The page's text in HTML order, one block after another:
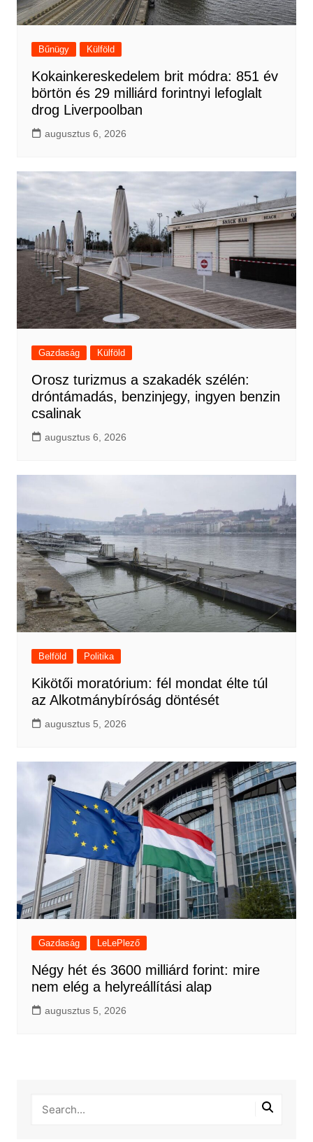
Bűnügy Külföld
Kokainkereskedelem brit módra: 851 év
börtön és 29 milliárd forintnyi lefoglalt
drog Liverpoolban
augusztus 6, 2026
Gazdaság Külföld
Orosz turizmus a szakadék szélén:
dróntámadás, benzinjegy, ingyen benzin
csalinak
augusztus 6, 2026
Belföld Politika
Kikötői moratórium: fél mondat élte túl
az Alkotmánybíróság döntését
augusztus 5, 2026
Gazdaság LeLePlező
Négy hét és 3600 milliárd forint: mire
nem elég a helyreállítási alap
augusztus 5, 2026